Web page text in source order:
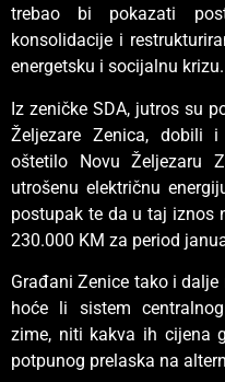
trebao bi pokazati
konsolidacije i
energetsku i socijalnu krizu.
Iz zeničke SDA, jutros su
Željezare Zenica, dobili
oštetilo Novu Željezaru
utrošenu električnu
postupak te da u taj iznos
230.000 KM za period
Građani Zenice tako i
hoće li sistem
zime, niti kakva ih cijena
potpunog prelaska na